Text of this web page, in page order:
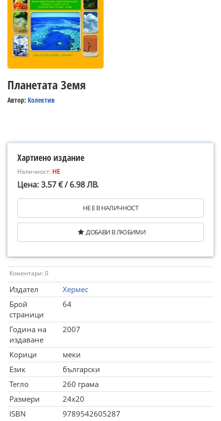
Планетата Земя
Автор: Колектив
Хартиено издание
Наличност: НЕ
Цена: 3.57 € / 6.98 ЛВ.
НЕ Е В НАЛИЧНОСТ
ДОБАВИ В ЛЮБИМИ
Коментари: 0
Издател
Хермес
Брой
страници
64
Година на
издаване
2007
Корици
меки
Език
български
Тегло
260 грама
Размери
24x20
ISBN
9789542605287